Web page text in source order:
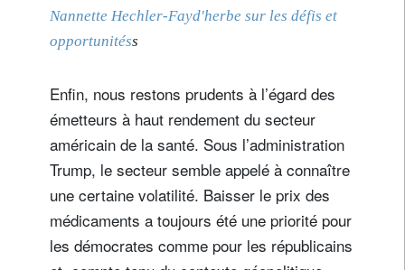
Nannette Hechler-Fayd'herbe sur les défis et
opportunitéss
Enfin, nous restons prudents à l’égard des
émetteurs à haut rendement du secteur
américain de la santé. Sous l’administration
Trump, le secteur semble appelé à connaître
une certaine volatilité. Baisser le prix des
médicaments a toujours été une priorité pour
les démocrates comme pour les républicains